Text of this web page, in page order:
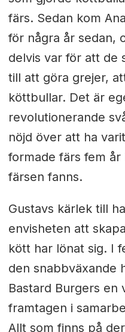
färs. Sedan kom
för några år sedan,
delvis var för att de
till att göra grejer,
köttbullar. Det är
revolutionerande
nöjd över att ha
formade färs fem
färsen fanns.
Gustavs kärlek till
envisheten att
kött har lönat sig. I
den snabbväxande
Bastard Burgers en
framtagen i
Allt som finns på